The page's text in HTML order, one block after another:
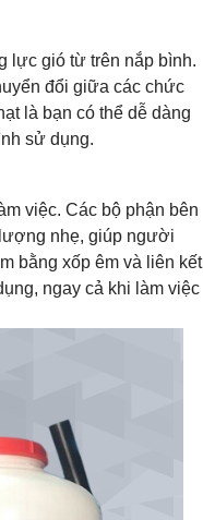
lực gió từ trên nắp bình.
đổi giữa các chức
là bạn có thể dễ dàng
sử dụng.
việc. Các bộ phận bên
nhẹ, giúp người
bằng xốp êm và liên kết
ngay cả khi làm việc